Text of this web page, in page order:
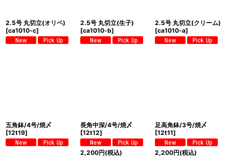
2.5号 丸切立(オリベ)
[ca1010-c]
2.5号 丸切立(生子)
[ca1010-b]
2.5号 丸切立(クリーム)
[ca1010-a]
五角鉢/4号/焼〆
[12t19]
長角中深/4号/焼〆
[12t12]
2,200円(税込)
足高角鉢/3号/焼〆
[12t11]
2,200円(税込)